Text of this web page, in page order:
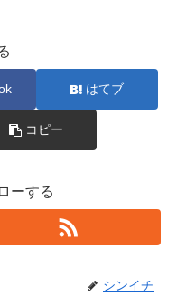
はてブ
コピー
ーする
シンイチ